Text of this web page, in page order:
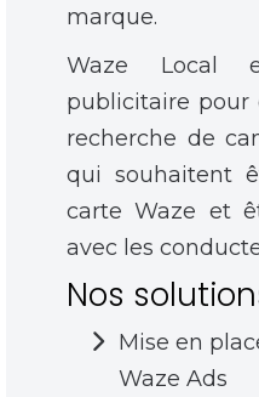
marque.
Waze Local
publicitaire pour
recherche de
qui souhaitent
carte Waze et
avec les
Nos
Mise en
Waze Ads